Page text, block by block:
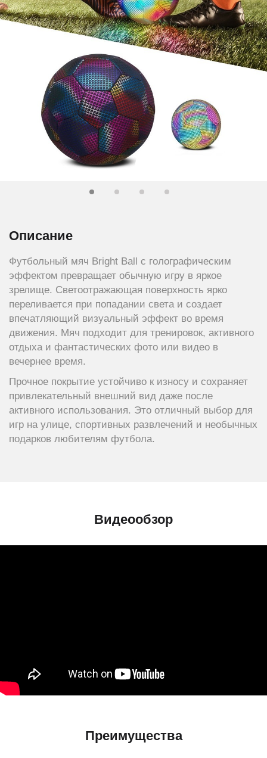
Описание
Футбольный мяч Bright Ball с голографическим
эффектом превращает обычную игру в яркое
зрелище. Светоотражающая поверхность ярко
переливается при попадании света и создает
впечатляющий визуальный эффект во время
движения. Мяч подходит для тренировок, активного
отдыха и фантастических фото или видео в
вечернее время.
Прочное покрытие устойчиво к износу и сохраняет
привлекательный внешний вид даже после
активного использования. Это отличный выбор для
игр на улице, спортивных развлечений и необычных
подарков любителям футбола.
Видеообзор
Преимущества